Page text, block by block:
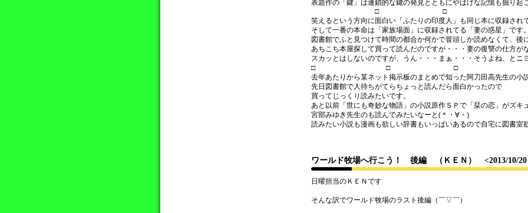
表題作の「鍵」は連鎖的な鍵の発見とともにやばげな記憶も掘り起
□ □
笑えるという方向に面白い「ふたりの印度人」も同じ本に収録され
そして一番の本命は「家族場面」に収録されてる「妻の惑星」です
図書館でふと見つけて時間の都合か何かで冒頭しか読めなくて、後
あちこち本屋探して買って読んだのですが・・・妻の復讐の仕方が
スカッとはしないのですが、うん・・・まぁ・・・そうよね、とニ
□ □ □
去年あたりから某ネット掲示板のまとめで知った阿刀田高先生の小
先日図書館で人待ちがてらちょっと読んだら面白かったので
買ってじっくり読みたいです。
あと以前「世にも奇妙な物語」の小説原作ＳＰで「栞の恋」がズキ
宮部みゆき先生のも読んでみたいなーと(＊・∀・)
読みたい小説も漫画も欲しい辞書もいっぱいあるので自宅に図書室
ワールド牧場へ行こう！ 後編 （ＫＥＮ） <2013/10/
日曜担当のＫＥＮです
そんな訳でワールド牧場のラスト後編（￣▽￣）